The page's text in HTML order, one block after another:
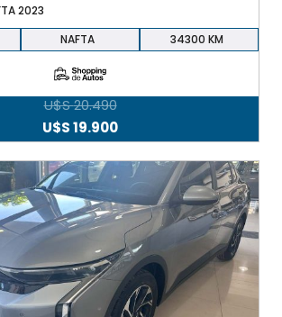
2023
NAFTA 34300
U$S20.490
El
original
era:
U$S
20.490.
U$S19.900El
actual
es:
U$S
19.900.